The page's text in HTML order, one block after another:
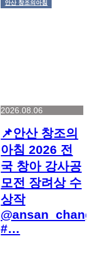
안산 창조의아침
2026.08.06
📌안산 창조의
아침 2026 전
국 창아 강사공
모전 장려상 수
상작
#…